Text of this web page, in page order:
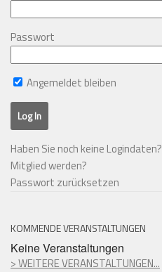
Passwort
Angemeldet bleiben
Haben Sie noch keine Logindaten?
Mitglied werden?
Passwort zurücksetzen
KOMMENDE VERANSTALTUNGEN
Keine Veranstaltungen
> WEITERE VERANSTALTUNGEN...